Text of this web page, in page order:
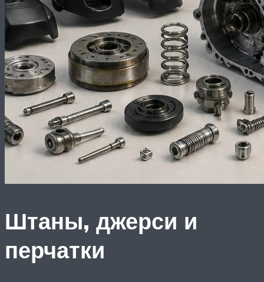
Штаны, джерси и
перчатки